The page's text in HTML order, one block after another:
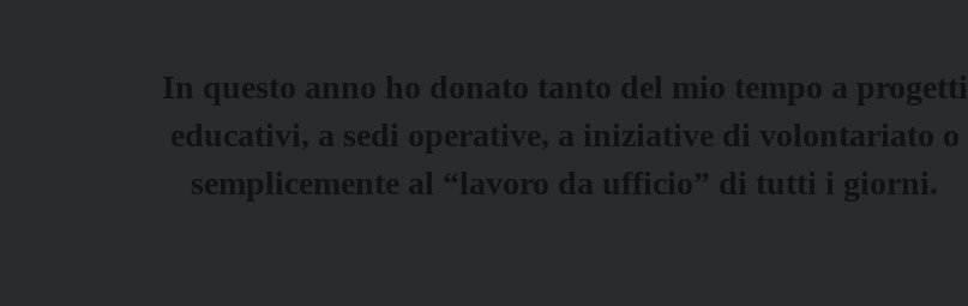
In questo anno ho donato tanto del mio tempo a progetti
educativi, a sedi operative, a iniziative di volontariato o
semplicemente al “lavoro da ufficio” di tutti i giorni.